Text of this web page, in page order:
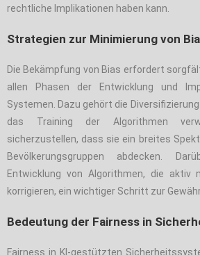
rechtliche Implikationen haben kann.
Strategien zur Minimierung von
Die Bekämpfung von Bias erfordert
allen Phasen der Entwicklung und
Systemen. Dazu gehört die
das Training der Algorithmen
sicherzustellen, dass sie ein breites
Bevölkerungsgruppen abdecken.
Entwicklung von Algorithmen, die aktiv
korrigieren, ein wichtiger Schritt zur
Bedeutung der Fairness in
Fairness in KI-gestützten